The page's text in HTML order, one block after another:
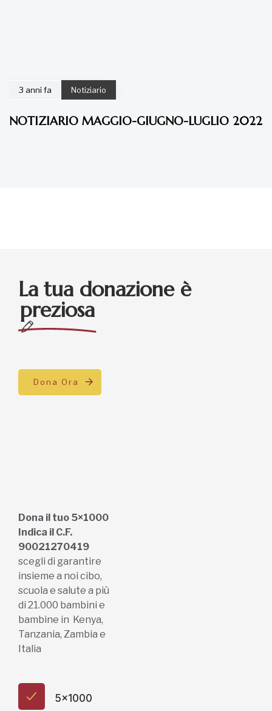
3 anni fa Notiziario
NOTIZIARIO MAGGIO-GIUGNO-LUGLIO 2022
La tua donazione è
preziosa
Dona Ora
Dona il tuo 5×1000
Indica il C.F.
90021270419
scegli di garantire
insieme a noi cibo,
scuola e salute a più
di 21.000 bambini e
bambine in Kenya,
Tanzania, Zambia e
Italia
5x1000